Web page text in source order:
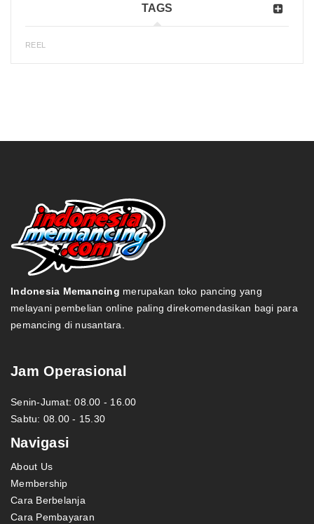
TAGS
REEL
Indonesia Memancing merupakan toko pancing yang
melayani pembelian online paling direkomendasikan bagi para
pemancing di nusantara.
Jam Operasional
Senin-Jumat: 08.00 - 16.00
Sabtu: 08.00 - 15.30
Navigasi
About Us
Membership
Cara Berbelanja
Cara Pembayaran